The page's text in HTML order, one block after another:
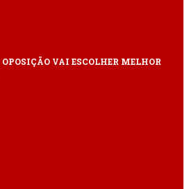
VAI ESCOLHER MELHOR